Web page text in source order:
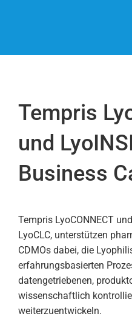
Tempris
und
Business
Tempris LyoCONNECT
LyoCLC, unterstützen
CDMOs dabei, die
erfahrungsbasierten
datengetriebenen,
wissenschaftlich
weiterzuentwickeln.